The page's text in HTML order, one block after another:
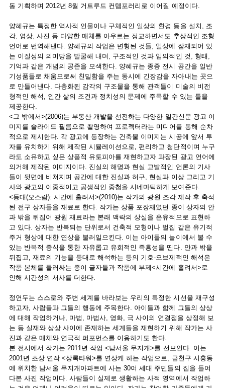
동 기획하며 2012년 8월 거트루드 컨템포러리로 이어질 예정이다.
양혜규는 특정한 역사적 인물이나 구체적인 일상의 환경 등을 설치, 조
각, 영상, 사진 등 다양한 매체를 아우르는 정교하면서도 추상적인 조형
언어로 번역해낸다. 양혜규의 작업은 변형된 것들, 일상에 잠재되어 있
는 이질성의 의미망을 발굴해 내며, 구조적인 것과 임의적인 것, 형태,
기억과 같은 개념의 공존을 모색한다. 양혜규는 종종 전시 공간을 일반
기성품들로 채움으로써 친밀함을 주는 동시에 긴장감을 자아내는 곳으
로 만들어낸다. 다층화된 감각의 구조물을 통해 관객들이 미술의 비전
형적인 해석, 인간 삶의 조건과 정치성의 문제에 주목할 수 있는 틀을
제공한다.
<그 밖에서>(2006)는 부동산 개발을 선전하는 다양한 일간신문 광고 이
미지를 슬라이드 필름으로 촬영하여 프로젝터라는 미디어를 통해 순차
적으로 제시한다. 각 광고에 등장하는 건축물 이미지는 시공에 앞서 투
자를 유치하기 위해 제작된 시뮬레이션으로, 편리하고 첨단적이며 누구
라도 소유하고 싶은 상품적 유토피아를 재현하고자 과장된 광고 언어에
의거해 제작된 이미지이다. 진실의 해명과 현실 고발적인 언론의 기사
들이 뒷면에 비쳐지며 공간에 대한 진실과 허구, 현실과 이상 그리고 기
사와 광고의 이중적이고 공생적인 중첩을 시네마틱하게 보여준다.
<등대(오스람): 시간에 홀려서>(2010)는 작가의 광원 조각 제작 후 축적
된 전구 상자들을 재료로 한다. 작가는 상품 포장재였던 종이 상자의 안
과 밖을 뒤집어 광원 재료라는 본래 맥락의 상실을 은유적으로 표현하
고 있다. 상자는 반복되는 단위로서 건축적 모형이나 벌집 같은 유기적
주거 형상에 대한 연상을 불러일으킨다. 이는 아이들의 놀이에서 볼 수
있는 반복적 증식을 통한 자유롭고 유희적인 즉흥성을 띤다. 안과 밖을
뒤집고, 재료의 기능을 등대로 해석하는 등의 기호-오브제적인 해석은
작품 본체를 둘러싸는 종이 글자들과 작품에 부제<시간에 홀려서>로
인해 시간성의 서사를 더한다.
정연두는 스스로와 주변 세계를 바라보는 우리의 특정한 시선을 재구성
하고자, 사람들과 그들의 행동에 주목한다. 아이들과 함께 그들의 상상
에 대해 작업하거나, 마법, 마법사, 영화, 극 사이의 연결점을 상정해 보
는 등 실재와 상상 사이에 존재하는 세계들을 재현하기 위해 작가는 사
진과 같은 매체와 연극적 퍼포먼스를 이용하기도 한다.
본 전시에서 작가는 2011년 작업 <남서울 무지개>를 선보인다. 이는
2001년 초상 연작 <상록타워>를 연상케 하는 작업으로, 금천구 시흥동
에 위치한 남서울 무지개아파트에 사는 30여 세대 주민들의 집을 들여
다본 사진 작업이다. 사람들이 실제로 생활하는 사적 영역에서 작업하